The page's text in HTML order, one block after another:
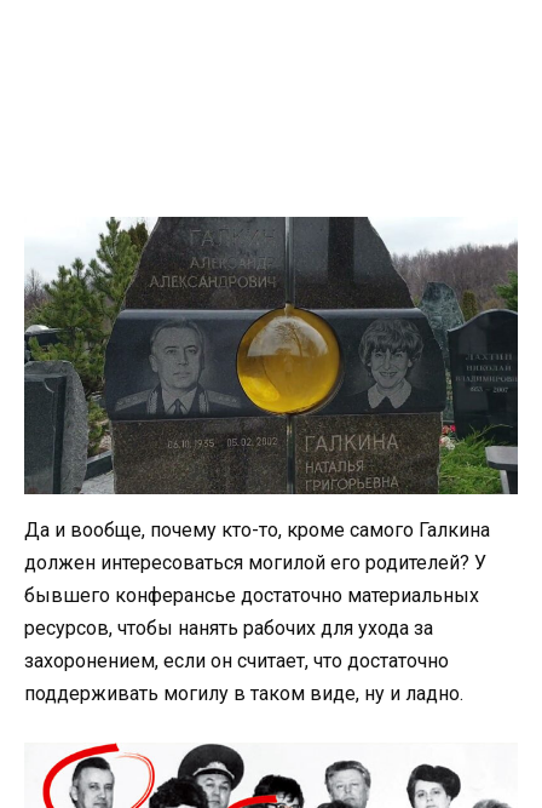
Да и вообще, почему кто-то, кроме самого Галкина
должен интересоваться могилой его родителей? У
бывшего конферансье достаточно материальных
ресурсов, чтобы нанять рабочих для ухода за
захоронением, если он считает, что достаточно
поддерживать могилу в таком виде, ну и ладно.